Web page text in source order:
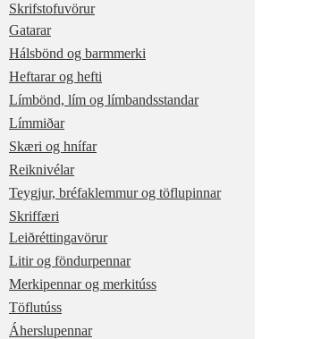
Skrifstofuvörur
Gatarar
Hálsbönd og barmmerki
Heftarar og hefti
Límbönd, lím og límbandsstandar
Límmiðar
Skæri og hnífar
Reiknivélar
Teygjur, bréfaklemmur og töflupinnar
Skriffæri
Leiðréttingavörur
Litir og föndurpennar
Merkipennar og merkitúss
Töflutúss
Áherslupennar